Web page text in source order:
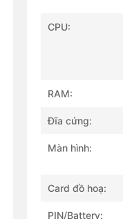
CPU:
RAM:
Đĩa cứng:
Màn hình:
Card đồ hoạ:
PIN/Battery: